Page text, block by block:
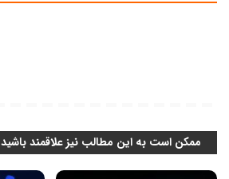
ممکن است به این مطالب نیز علاقمند باشید